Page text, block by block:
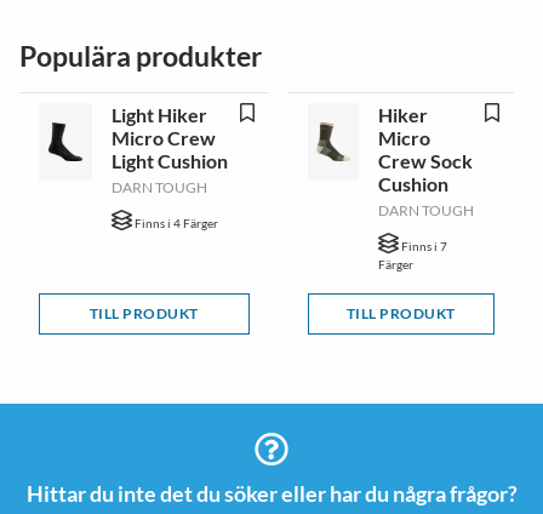
Populära produkter
Light Hiker
Micro Crew
Light Cushion
DARN TOUGH
Finns i 4 Färger
TILL PRODUKT
Hiker
Micro
Crew Sock
Cushion
DARN TOUGH
Finns i 7
Färger
TILL PRODUKT
Hittar du inte det du söker eller har du några frågor?